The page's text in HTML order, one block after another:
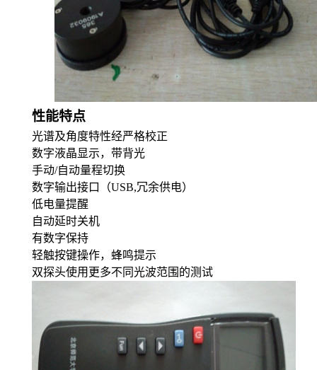
性能特点
光谱及角度特性经严格校正
数字液晶显示，带背光
手动/自动量程切换
数字输出接口（USB,冗余供电）
低电量提醒
自动延时关机
有数字保持
轻触按键操作，蜂鸣提示
双探头使用更多不同光波范围的测试